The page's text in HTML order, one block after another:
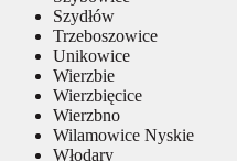
Szydłów
Trzeboszowice
Unikowice
Wierzbie
Wierzbięcice
Wierzbno
Wilamowice Nyskie
Włodary